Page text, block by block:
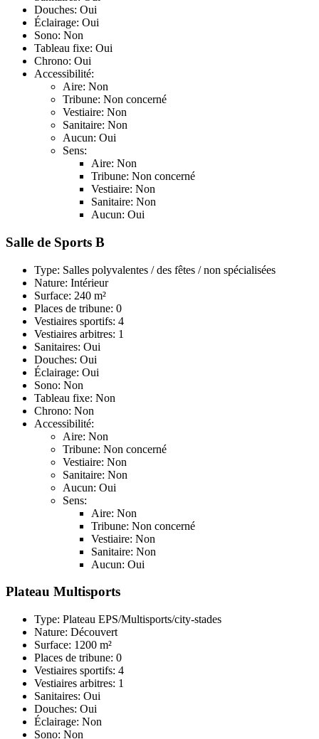
Douches: Oui
Éclairage: Oui
Sono: Non
Tableau fixe: Oui
Chrono: Oui
Accessibilité:
Aire: Non
Tribune: Non concerné
Vestiaire: Non
Sanitaire: Non
Aucun: Oui
Sens:
Aire: Non
Tribune: Non concerné
Vestiaire: Non
Sanitaire: Non
Aucun: Oui
Salle de Sports B
Type: Salles polyvalentes / des fêtes / non spécialisées
Nature: Intérieur
Surface: 240 m²
Places de tribune: 0
Vestiaires sportifs: 4
Vestiaires arbitres: 1
Sanitaires: Oui
Douches: Oui
Éclairage: Oui
Sono: Non
Tableau fixe: Non
Chrono: Non
Accessibilité:
Aire: Non
Tribune: Non concerné
Vestiaire: Non
Sanitaire: Non
Aucun: Oui
Sens:
Aire: Non
Tribune: Non concerné
Vestiaire: Non
Sanitaire: Non
Aucun: Oui
Plateau Multisports
Type: Plateau EPS/Multisports/city-stades
Nature: Découvert
Surface: 1200 m²
Places de tribune: 0
Vestiaires sportifs: 4
Vestiaires arbitres: 1
Sanitaires: Oui
Douches: Oui
Éclairage: Non
Sono: Non